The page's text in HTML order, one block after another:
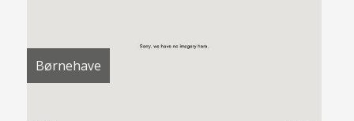
Børnehave